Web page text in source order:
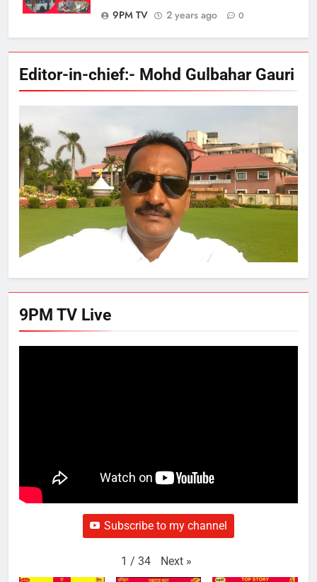
9PM TV 2 years ago 0
Editor-in-chief:- Mohd Gulbahar Gauri
9PM TV Live
Subscribe to my channel
1 / 34 Next »